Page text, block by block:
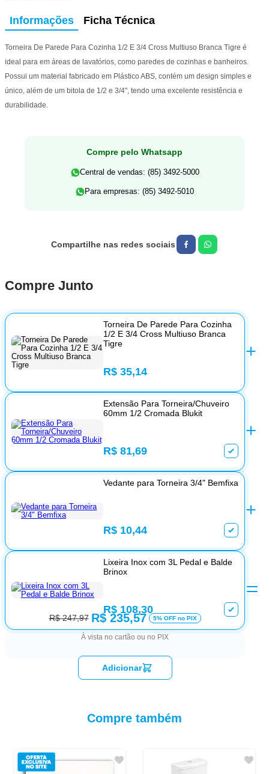
Informações Ficha Técnica
Torneira De Parede Para Cozinha 1/2 E 3/4 Cross Multiuso Branca Tigre é
ideal para em áreas de lavatórios, como paredes de cozinhas e banheiros.
Possui um material fabricado em Plástico ABS, contém um design simples e
único, além de um bitola de 1/2 e 3/4", tendo uma excelente resistência e
durabilidade.
Compre pelo Whatsapp
Central de vendas: (85) 3492-5000
Para empresas: (85) 3492-5010
Compre Junto
Torneira De Parede Para Cozinha
1/2 E 3/4 Cross Multiuso Branca
Tigre
R$ 35,14
Extensão Para Torneira/Chuveiro
60mm 1/2 Cromada Blukit
R$ 81,69
Vedante para Torneira 3/4" Bemfixa
R$ 10,44
Lixeira Inox com 3L Pedal e Balde
Brinox
R$ 108,30
R$ 247,97 R$ 235,57 5% OFF no PIX
À vista no cartão ou no PIX
Adicionar
Compre também